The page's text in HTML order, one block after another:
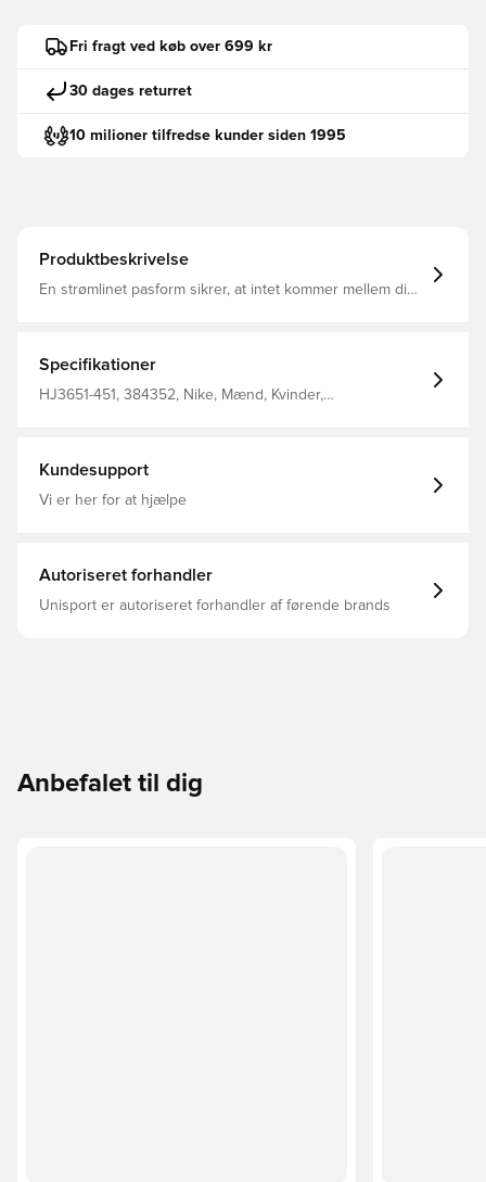
Fri fragt ved køb over 699 kr
30 dages returret
10 milioner tilfredse kunder siden 1995
Produktbeskrivelse
En strømlinet pasform sikrer, at intet kommer mellem dig
din hud for hurtigere fordampning og hjælper dig med at
Specifikationer
HJ3651-451, 384352, Nike, Mænd, Kvinder,
Kundesupport
Vi er her for at hjælpe
Autoriseret forhandler
Unisport er autoriseret forhandler af førende brands
Anbefalet til dig